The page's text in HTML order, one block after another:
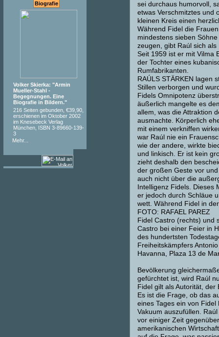
Biografie
Volker Skierka: "Armin
Mueller-Stahl -
Begegnungen. Eine
Biografie in Bildern."
216 Seiten gebunden, €39,90,
erschienen im Oktober 2002
im Knesebeck Verlag
München, ISBN 3-89660-139-
3
Mehr...
sei durchaus humorvoll,
etwas Verschmitztes und
kleinen Kreis einen
Während Fidel die
mindestens sieben
zeugen, gibt Raúl sich als
Seit 1959 ist er mit Vilma
der Tochter eines
Rumfabrikanten.
RAÚLS STÄRKEN lagen
Stillen verborgen und
Fidels Omnipotenz
äußerlich mangelte es
allem, was die Attraktion
ausmachte. Körperlich
mit einem verkniffen
war Raúl nie ein
wie der andere, wirkte
und linkisch. Er ist kein
zieht deshalb den
der großen Geste vor
auch nicht über die
Intelligenz Fidels. Dieses
er jedoch durch Schläue
wett. Während Fidel in der
FOTO: RAFAEL PAREZ
Fidel Castro (rechts) und
Castro bei einer Feier in
des hundertsten
Freiheitskämpfers
Havanna, Plaza 13 de
Bevölkerung
gefürchtet ist, wird Raúl
Fidel gilt als Autorität, der
Es ist die Frage, ob das
eines Tages ein von Fidel
Vakuum auszufüllen.
vor einiger Zeit
amerikanischen